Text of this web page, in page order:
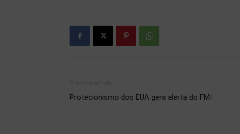
Protecionismo dos EUA gera alerta do FMI